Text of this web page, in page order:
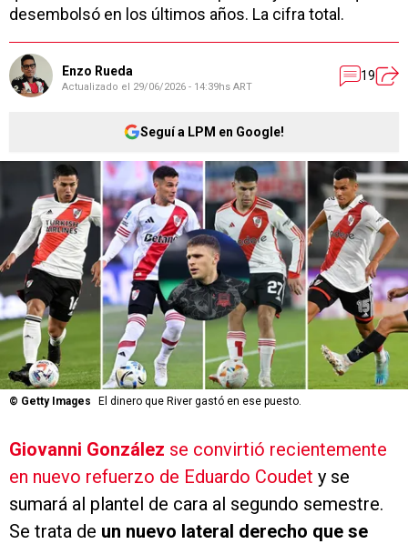
desembolsó en los últimos años. La cifra total.
Enzo Rueda
Actualizado el 29/06/2026 - 14:39hs ART
19
Seguí a LPM en Google!
© Getty Images El dinero que River gastó en ese puesto.
Giovanni González se convirtió recientemente
en nuevo refuerzo de Eduardo Coudet y se
sumará al plantel de cara al segundo semestre.
Se trata de un nuevo lateral derecho que se